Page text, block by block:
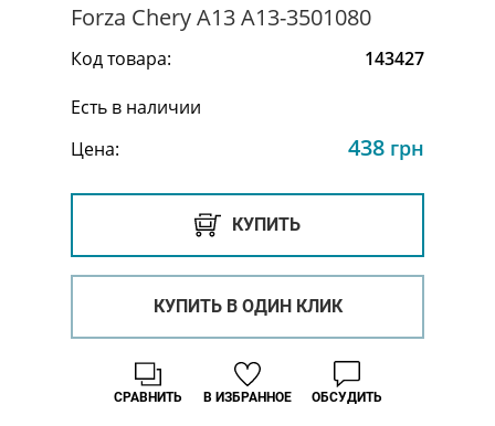
Forza Chery A13 A13-3501080
Код товара:
143427
Есть в наличии
Цена:
438 грн
КУПИТЬ
КУПИТЬ В ОДИН КЛИК
В ИЗБРАННОЕ
СРАВНИТЬ ОБСУДИТЬ